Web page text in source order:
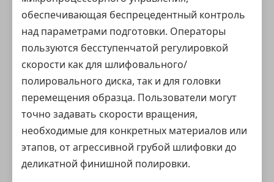
обеспечивающая беспрецедентный контроль
над параметрами подготовки. Операторы
пользуются бесступенчатой регулировкой
скорости как для шлифовального/
полировального диска, так и для головки
перемещения образца. Пользователи могут
точно задавать скорости вращения,
необходимые для конкретных материалов или
этапов, от агрессивной грубой шлифовки до
деликатной финишной полировки.